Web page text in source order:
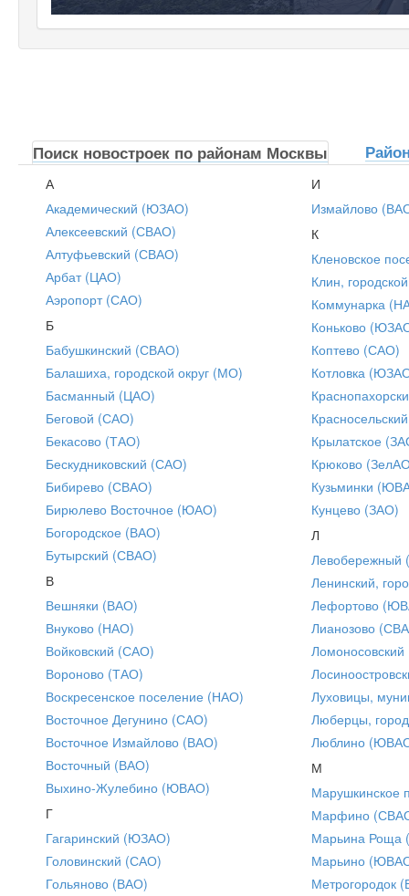
Поиск новостроек по районам Москвы
А
Академический (ЮЗАО)
Алексеевский (СВАО)
Алтуфьевский (СВАО)
Арбат (ЦАО)
Аэропорт (САО)
Б
Бабушкинский (СВАО)
Балашиха, городской округ (МО)
Басманный (ЦАО)
Беговой (САО)
Бекасово (ТАО)
Бескудниковский (САО)
Бибирево (СВАО)
Бирюлево Восточное (ЮАО)
Богородское (ВАО)
Бутырский (СВАО)
В
Вешняки (ВАО)
Внуково (НАО)
Войковский (САО)
Вороново (ТАО)
Воскресенское поселение (НАО)
Восточное Дегунино (САО)
Восточное Измайлово (ВАО)
Восточный (ВАО)
Выхино-Жулебино (ЮВАО)
Г
Гагаринский (ЮЗАО)
Головинский (САО)
Гольяново (ВАО)
И
Измайлово
К
Кленовское
Клин,
Коммунарка
Коньково
Коптево (САО)
Котловка
Крылатское
Крюково
Кузьминки
Кунцево (ЗАО)
Л
Ленинский,
Лефортово
Лианозово
Луховицы,
Люберцы,
Люблино
М
Марушкинское
Марфино
Марьина Роща
Марьино
Метрогородок